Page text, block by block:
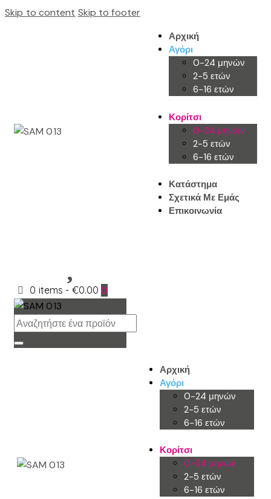
Skip to content Skip to footer
Αρχική
Αγόρι
0-24 μηνών
2-5 ετών
6-16 ετών
Κορίτσι
0-24 μηνών
2-5 ετών
6-16 ετών
Κατάστημα
Σχετικά Με Εμάς
Επικοινωνία
0 items - €0.00 0
Αρχική
Αγόρι
0-24 μηνών
2-5 ετών
6-16 ετών
Κορίτσι
0-24 μηνών
2-5 ετών
6-16 ετών